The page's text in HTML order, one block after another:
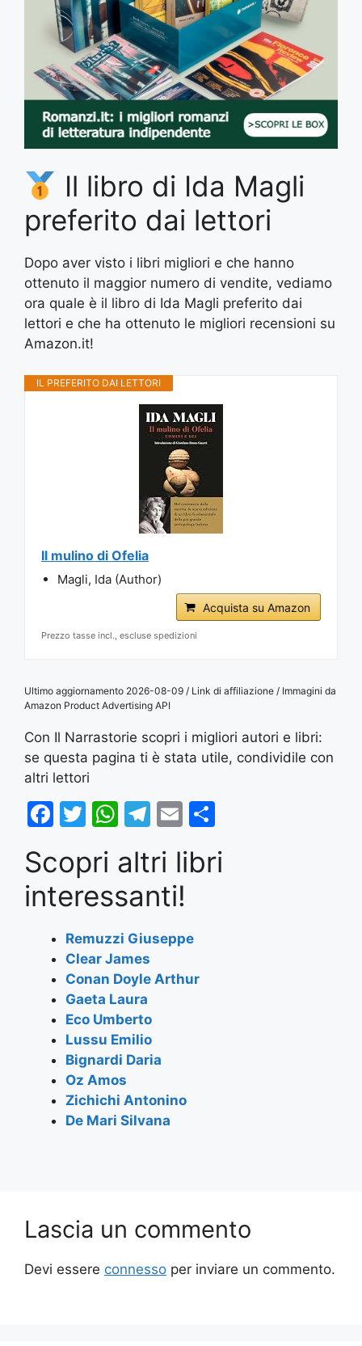
Il libro di Ida Magli
preferito dai lettori
Dopo aver visto i libri migliori e che hanno
ottenuto il maggior numero di vendite, vediamo
ora quale è il libro di Ida Magli preferito dai
lettori e che ha ottenuto le migliori recensioni su
Amazon.it!
IL PREFERITO DAI LETTORI
Il mulino di Ofelia
Magli, Ida (Author)
Acquista su Amazon
Prezzo tasse incl., escluse spedizioni
Ultimo aggiornamento 2026-08-09 / Link di affiliazione / Immagini da
Amazon Product Advertising API
Con Il Narrastorie scopri i migliori autori e libri:
se questa pagina ti è stata utile, condividile con
altri lettori
F
c
e
b
o
o
k
T
itt
er
W
at
s
A
p
p
T
e
gr
a
m
E
ai
l
ar
Scopri altri libri
interessanti!
Remuzzi Giuseppe
Clear James
Conan Doyle Arthur
Gaeta Laura
Eco Umberto
Lussu Emilio
Bignardi Daria
Oz Amos
Zichichi Antonino
De Mari Silvana
Lascia un commento
Devi essere connesso per inviare un commento.